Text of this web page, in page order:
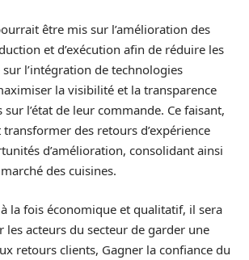
être mis sur l’amélioration des
et d’exécution afin de réduire les
l’intégration de technologies
la visibilité et la transparence
l’état de leur commande. Ce faisant,
des retours d’expérience
d’amélioration, consolidant ainsi
des cuisines.
la fois économique et qualitatif, il sera
acteurs du secteur de garder une
retours clients, Gagner la confiance du